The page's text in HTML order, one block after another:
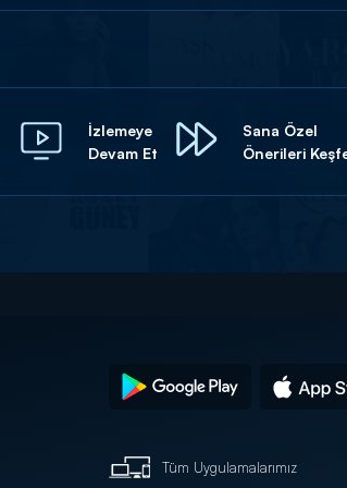
İzlemeye
Devam Et
Sana Özel
Önerileri
Tüm Uygulamalarımız